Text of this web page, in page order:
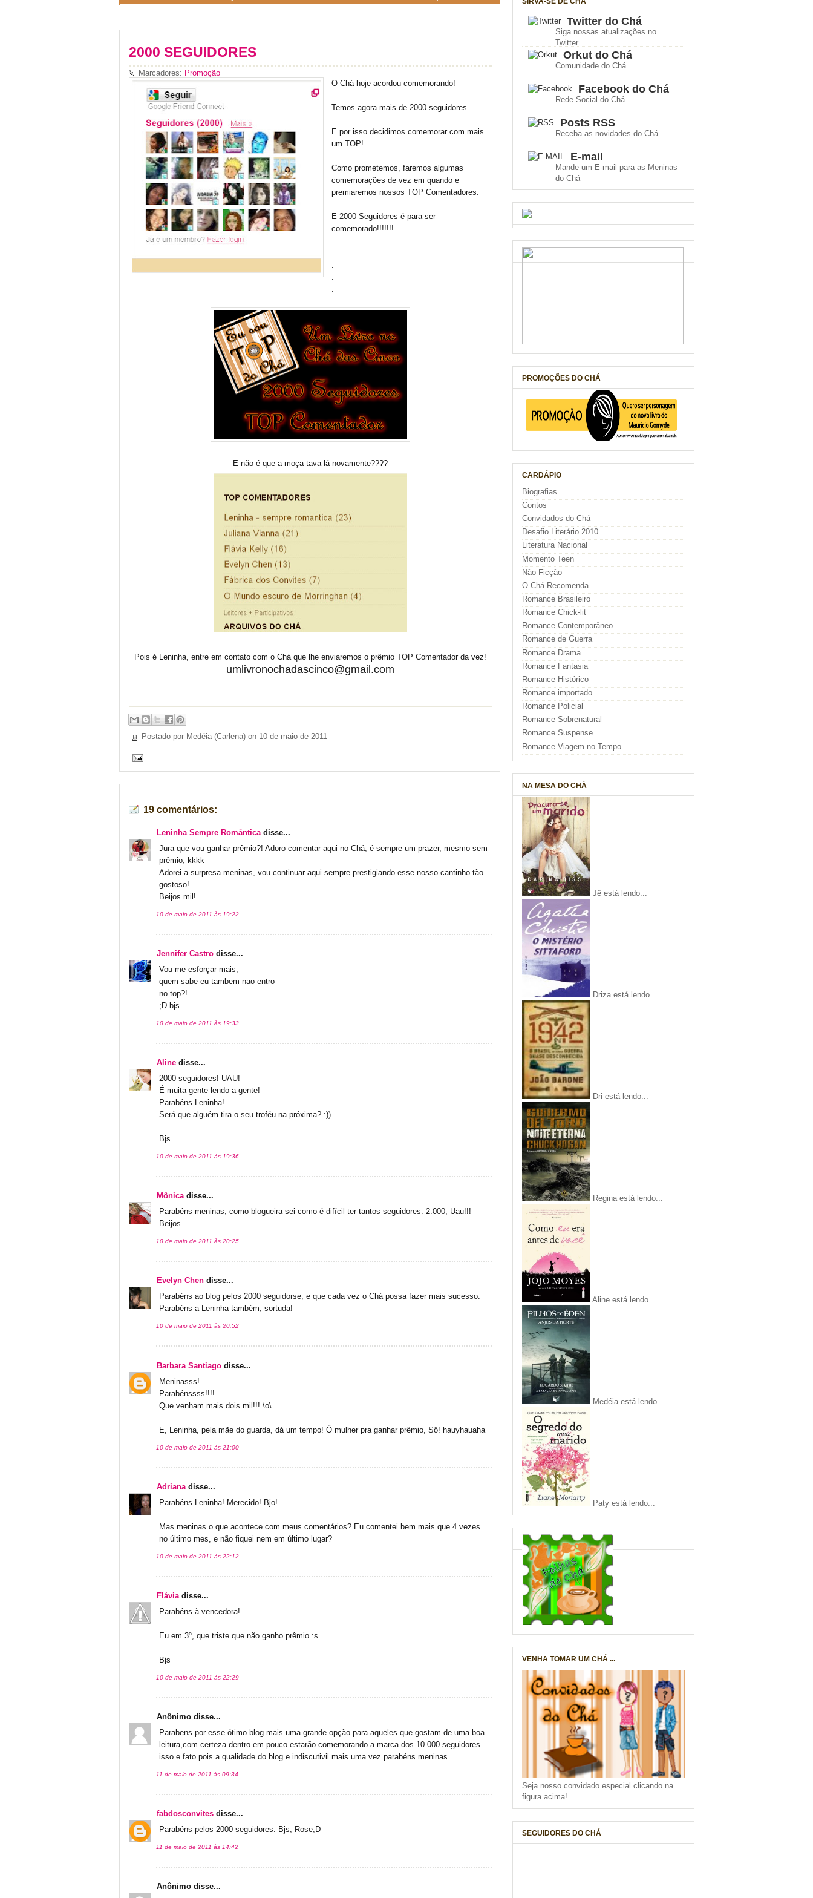
2000 SEGUIDORES
Marcadores: Promoção
O Chá hoje acordou comemorando!
Temos agora mais de 2000 seguidores.
E por isso decidimos comemorar com mais
um TOP!
Como prometemos, faremos algumas
comemorações de vez em quando e
premiaremos nossos TOP Comentadores.
E 2000 Seguidores é para ser
comemorado!!!!!!!
E não é que a moça tava lá novamente????
Pois é Leninha, entre em contato com o Chá que lhe enviaremos o prêmio TOP Comentador da vez!
umlivronochadascinco@gmail.com
Postado por Medéia (Carlena) on 10 de maio de 2011
19 comentários:
Leninha Sempre Românticadisse...
Jura que vou ganhar prêmio?! Adoro comentar aqui no Chá, é sempre um prazer, mesmo sem
prêmio, kkkk
Adorei a surpresa meninas, vou continuar aqui sempre prestigiando esse nosso cantinho tão
gostoso!
Beijos mil!
10 de maio de 2011 às 19:22
Jennifer Castro disse...
Vou me esforçar mais,
quem sabe eu tambem nao entro
no top?!
;D bjs
10 de maio de 2011 às 19:33
Aline disse...
2000 seguidores! UAU!
É muita gente lendo a gente!
Parabéns Leninha!
Será que alguém tira o seu troféu na próxima? :))
Bjs
10 de maio de 2011 às 19:36
Mônicadisse...
Parabéns meninas, como blogueira sei como é difícil ter tantos seguidores: 2.000, Uau!!!
Beijos
10 de maio de 2011 às 20:25
Evelyn Chen disse...
Parabéns ao blog pelos 2000 seguidorse, e que cada vez o Chá possa fazer mais sucesso.
Parabéns a Leninha também, sortuda!
10 de maio de 2011 às 20:52
Barbara Santiago disse...
Meninasss!
Parabénssss!!!!
Que venham mais dois mil!!! \o\
E, Leninha, pela mãe do guarda, dá um tempo! Ô mulher pra ganhar prêmio, Sô! hauyhauaha
10 de maio de 2011 às 21:00
Adriana disse...
Parabéns Leninha! Merecido! Bjo!
Mas meninas o que acontece com meus comentários? Eu comentei bem mais que 4 vezes
no último mes, e não fiquei nem em último lugar?
10 de maio de 2011 às 22:12
Flávia disse...
Parabéns à vencedora!
Eu em 3º, que triste que não ganho prêmio :s
Bjs
10 de maio de 2011 às 22:29
Anônimo disse...
Parabens por esse ótimo blog mais uma grande opção para aqueles que gostam de uma boa
leitura,com certeza dentro em pouco estarão comemorando a marca dos 10.000 seguidores
isso e fato pois a qualidade do blog e indiscutivil mais uma vez parabéns meninas.
11 de maio de 2011 às 09:34
fabdosconvites disse...
Parabéns pelos 2000 seguidores. Bjs, Rose;D
11 de maio de 2011 às 14:42
Anônimo disse...
Twitter do Chá
Siga nossas atualizações no
Twitter
Orkut do Chá
Comunidade do Chá
Facebook do Chá
Rede Social do Chá
Posts RSS
Receba as novidades do Chá
E-mail
Mande um E-mail para as Meninas
do Chá
PROMOÇÕES DO CHÁ
CARDÁPIO
Biografias
Contos
Convidados do Chá
Desafio Literário 2010
Literatura Nacional
Momento Teen
Não Ficção
O Chá Recomenda
Romance Brasileiro
Romance Chick-lit
Romance Contemporâneo
Romance de Guerra
Romance Drama
Romance Fantasia
Romance Histórico
Romance importado
Romance Policial
Romance Sobrenatural
Romance Suspense
Romance Viagem no Tempo
NA MESA DO CHÁ
Jê está lendo...
Driza está lendo...
Dri está lendo...
Regina está lendo...
Aline está lendo...
Medéia está lendo...
Paty está lendo...
VENHA TOMAR UM CHÁ ...
Seja nosso convidado especial clicando na
figura acima!
SEGUIDORES DO CHÁ